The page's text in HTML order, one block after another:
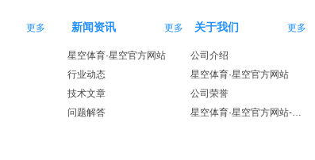
新闻资讯 更多
星空体育·星空官方网站
行业动态
技术文章
问题解答
更多 关于我们 更多
公司介绍
星空体育·星空官方网站
公司荣誉
星空体育·星空官方网站-星空体育（中国）